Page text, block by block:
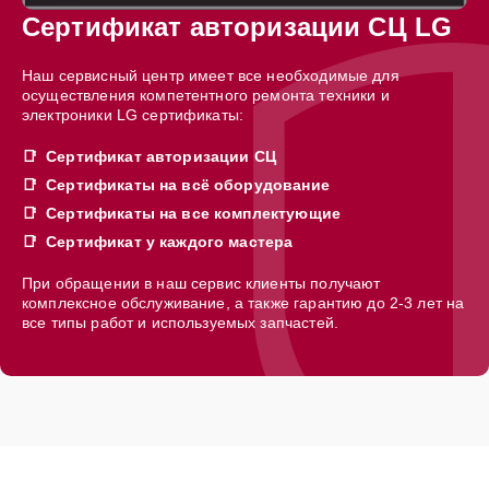
Сертификат авторизации СЦ LG
Наш сервисный центр имеет все необходимые для
осуществления компетентного ремонта техники и
электроники LG сертификаты:
Сертификат авторизации СЦ
Сертификаты на всё оборудование
Сертификаты на все комплектующие
Сертификат у каждого мастера
При обращении в наш сервис клиенты получают
комплексное обслуживание, а также гарантию до 2-3 лет на
все типы работ и используемых запчастей.